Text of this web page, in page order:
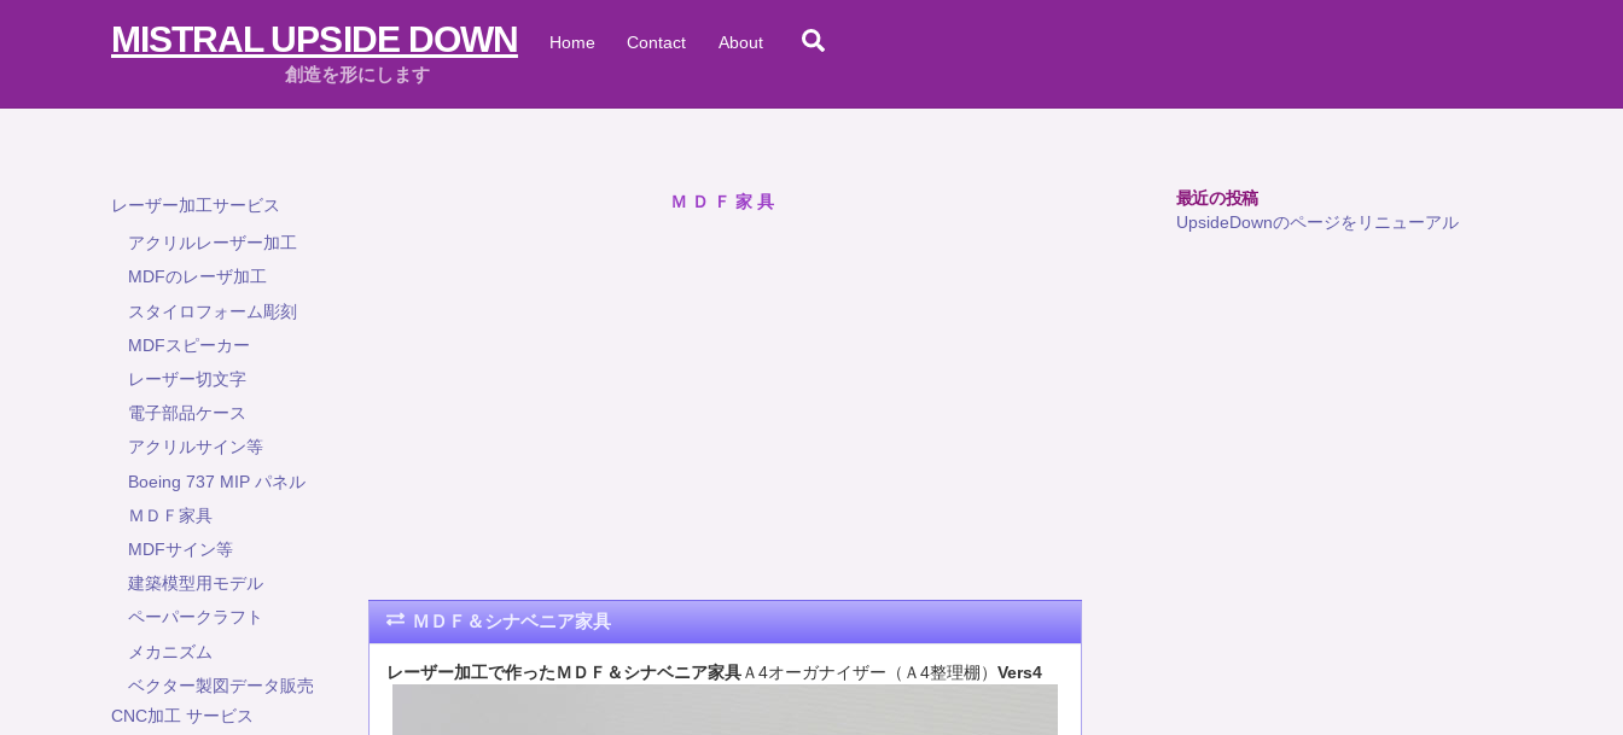
MISTRAL UPSIDE DOWN
創造を形にします
Home Contact About
ＭＤＦ家具
ＭＤＦ＆シナベニア家具
レーザー加工で作ったＭＤＦ＆シナベニア家具Ａ4オーガナイザー（Ａ4整理棚） Vers4
レーザー加工サービス
アクリルレーザー加工
MDFのレーザ加工
スタイロフォーム彫刻
MDFスピーカー
レーザー切文字
電子部品ケース
アクリルサイン等
Boeing 737 MIP パネル
ＭＤＦ家具
MDFサイン等
建築模型用モデル
ペーパークラフト
メカニズム
ベクター製図データ販売
CNC加工 サービス
最近の投稿
UpsideDownのページをリニューアル